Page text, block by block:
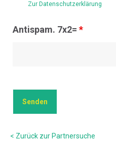
Zur Datenschutzerklärung
Antispam. 7x2= *
< Zurück zur Partnersuche